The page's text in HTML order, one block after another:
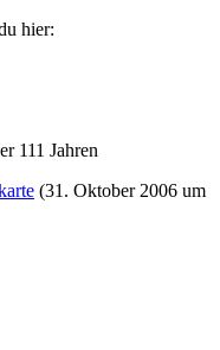
hier:
111 Jahren
(31. Oktober 2006 um